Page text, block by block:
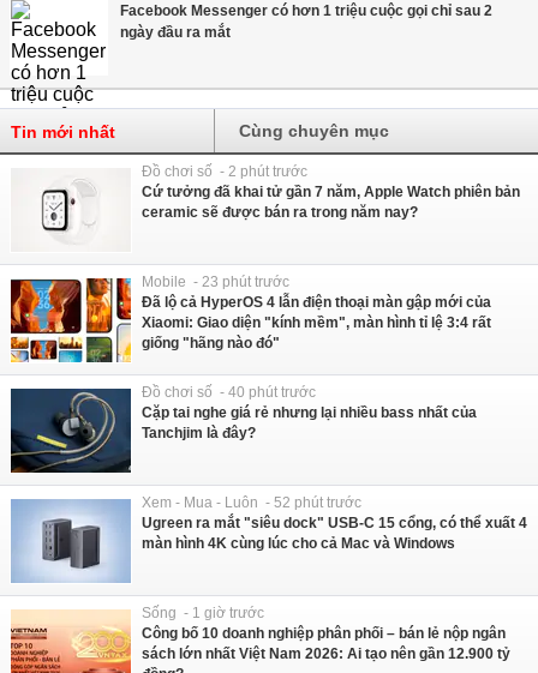
Facebook Messenger có hơn 1 triệu cuộc gọi chỉ sau 2
ngày đầu ra mắt
Tin mới nhất Cùng chuyên mục
Đồ chơi số - 2 phút trước
Cứ tưởng đã khai tử gần 7 năm, Apple Watch phiên bản
ceramic sẽ được bán ra trong năm nay?
Mobile - 23 phút trước
Đã lộ cả HyperOS 4 lẫn điện thoại màn gập mới của
Xiaomi: Giao diện "kính mềm", màn hình tỉ lệ 3:4 rất
giống "hãng nào đó"
Đồ chơi số - 40 phút trước
Cặp tai nghe giá rẻ nhưng lại nhiều bass nhất của
Tanchjim là đây?
Xem - Mua - Luôn - 52 phút trước
Ugreen ra mắt "siêu dock" USB-C 15 cổng, có thể xuất 4
màn hình 4K cùng lúc cho cả Mac và Windows
Sống - 1 giờ trước
Công bố 10 doanh nghiệp phân phối – bán lẻ nộp ngân
sách lớn nhất Việt Nam 2026: Ai tạo nên gần 12.900 tỷ